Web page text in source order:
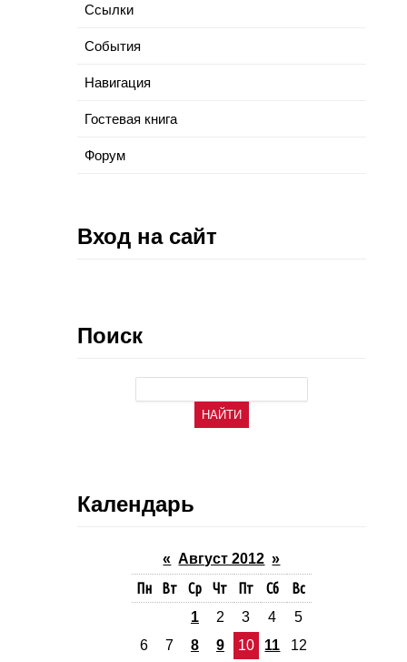
Cсылки
События
Навигация
Гостевая книга
Форум
Вход на сайт
Поиск
Календарь
« Август 2012 »
Пн Вт Ср Чт Пт Сб Вс
1 2 3 4
5
6
7 8 9 10 11
12